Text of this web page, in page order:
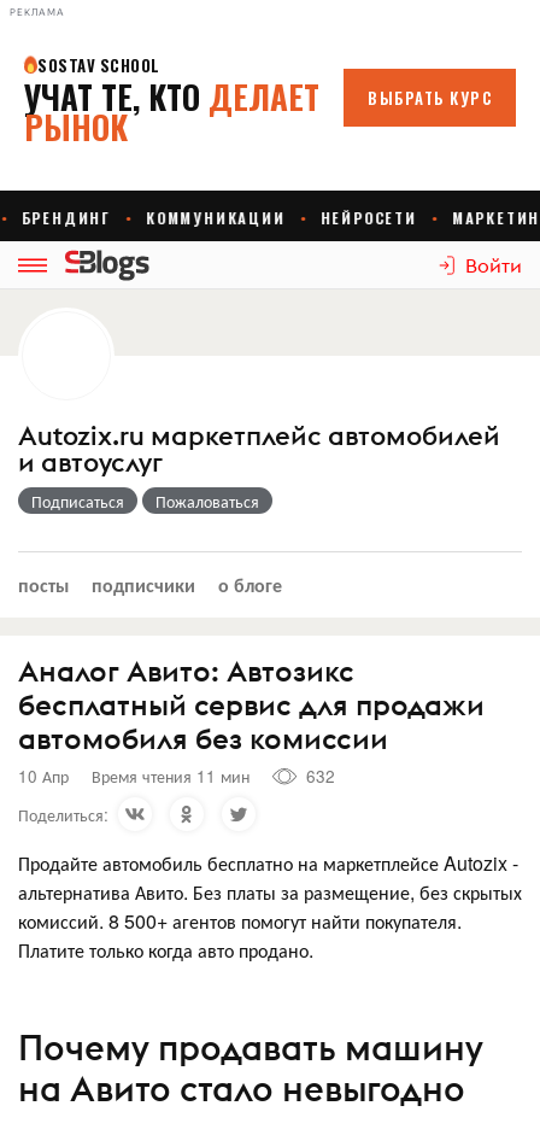
РЕКЛАМА
Войти
Autozix.ru маркетплейс автомобилей
и автоуслуг
Подписаться Пожаловаться
посты подписчики о блоге
Аналог Авито: Автозикс
бесплатный сервис для продажи
автомобиля без комиссии
10 Апр Время чтения 11 мин
632
Поделиться:
Продайте автомобиль бесплатно на маркетплейсе Autozix -
альтернатива Авито. Без платы за размещение, без скрытых
комиссий. 8 500+ агентов помогут найти покупателя.
Платите только когда авто продано.
Почему продавать машину
на Авито стало невыгодно